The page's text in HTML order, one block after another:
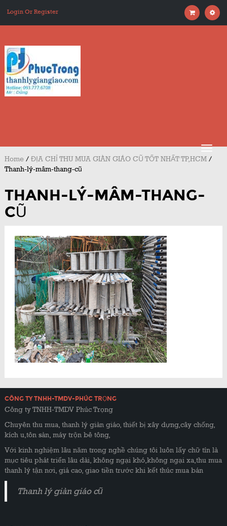
Login Or Register
Home / ĐỊA CHỈ THU MUA GIÀN GIÁO CŨ TỐT NHẤT TP,HCM /
Thanh-lý-mâm-thang-cũ
THANH-LÝ-MÂM-THANG-
CŨ
CÔNG TY TNHH-TMDV-PHÚC TRỌNG
Công ty TNHH-TMDV Phúc Trọng
Chuyên thu mua, thanh lý giàn giáo, thiết bị xây dựng,cây chống,
kích u,tôn sàn, máy trộn bê tông,
Với kinh nghiệm lâu năm trong nghề chúng tôi luôn lấy chữ tín là
mục tiêu phát triển lâu dài, không ngại khó,không ngại xa,thu mua
thanh lý tận nơi, giá cao, giao tiền trước khi kết thúc mua bán
Thanh lý giàn giáo cũ